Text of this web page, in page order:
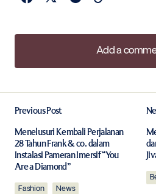
Add a
Add a
Required fields are marked*
Comment
Previous Post
Menelusuri Kembali Perjalanan
28 Tahun Frank & co. dalam
Instalasi Pameran Imersif “You
Are a Diamond”
Fashion
News